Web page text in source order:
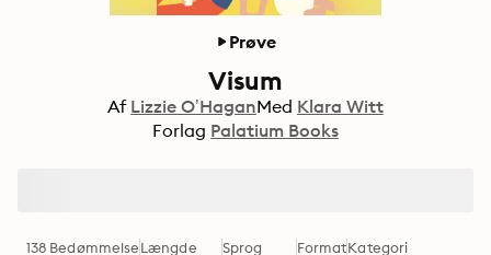
Prøve
Visum
Af Lizzie O’HaganMed Klara Witt
Forlag Palatium Books
138 BedømmelseLængde Sprog FormatKategori